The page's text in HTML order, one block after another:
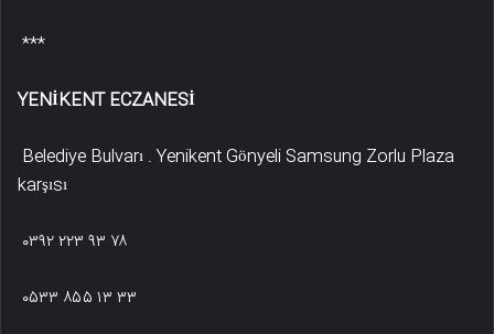
***
YENİKENT ECZANESİ
Belediye Bulvarı . Yenikent Gönyeli Samsung Zorlu Plaza
karşısı
۰۳۹۲ ۲۲۳ ۹۳ ۷۸
۰۵۳۳ ۸۵۵ ۱۳ ۳۳